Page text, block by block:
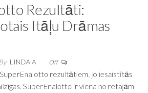
Rezultāti:
Itāļu Drāmas
By LINDA A Off
rezultātiem, jo iesaistītās
SuperEnalotto ir viena no retajām